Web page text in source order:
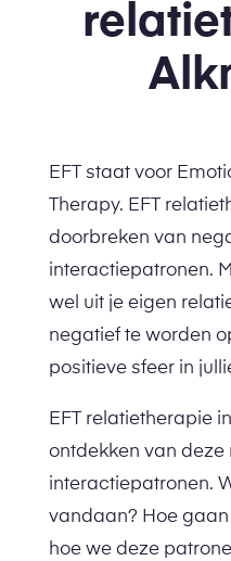
EFT staat voor
Therapy. EFT
doorbreken van
interactiepatronen.
wel uit je eigen
negatief te worden
positieve sfeer in
EFT relatietherapie
ontdekken van deze
interactiepatronen.
vandaan? Hoe
hoe we deze